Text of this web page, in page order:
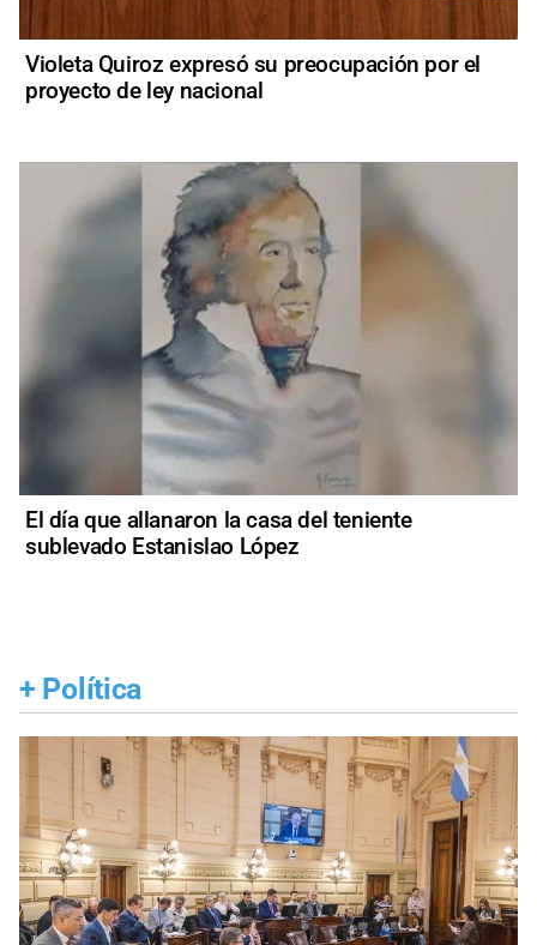
Violeta Quiroz expresó su preocupación por el
proyecto de ley nacional
El día que allanaron la casa del teniente
sublevado Estanislao López
+ Política